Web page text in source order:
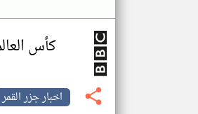
كأس العالم
اخبار جزر القمر